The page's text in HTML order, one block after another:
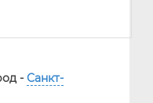
- Санкт-